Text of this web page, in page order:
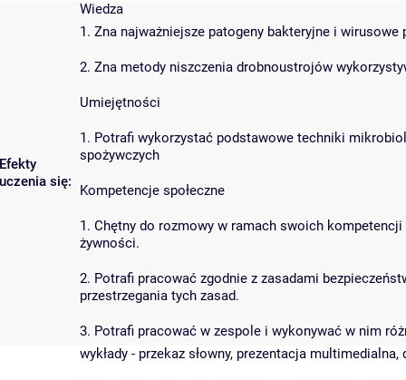
Efekty
uczenia się:
Wiedza
1. Zna najważniejsze patogeny bakteryjne i
2. Zna metody niszczenia drobnoustrojów
Umiejętności
1. Potrafi wykorzystać podstawowe techniki
spożywczych
Kompetencje społeczne
1. Chętny do rozmowy w ramach swoich
żywności.
2. Potrafi pracować zgodnie z zasadami
przestrzegania tych zasad.
3. Potrafi pracować w zespole i wykonywać w nim
wykłady - przekaz słowny, prezentacja